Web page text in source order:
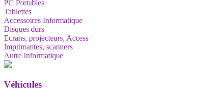
PC Portables
Tablettes
Accessoires Informatique
Disques durs
Ecrans, projecteurs, Access
Imprimantes, scanners
Autre Informatique
Véhicules